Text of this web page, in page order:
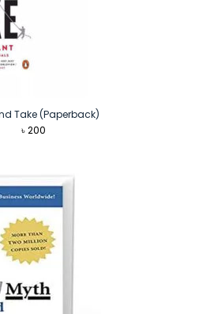
Take (Paperback)
৳200